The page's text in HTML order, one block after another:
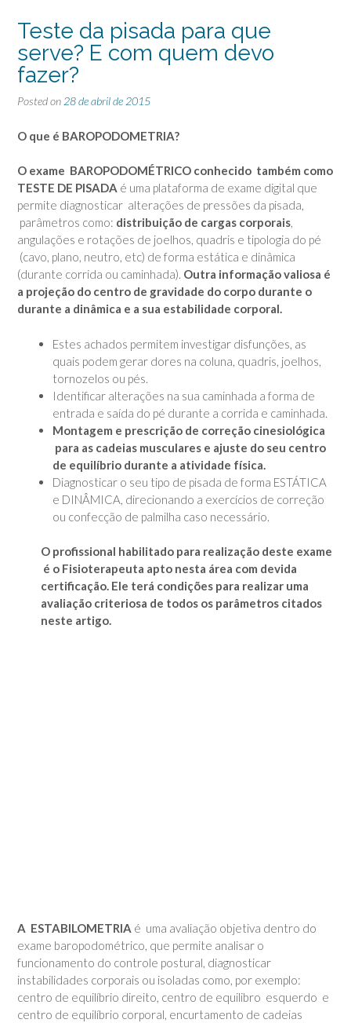
Teste da pisada para que
serve? E com quem devo
fazer?
Posted on 28 de abril de 2015
O que é BAROPODOMETRIA?
O exame BAROPODOMÉTRICO conhecido também como
TESTE DE PISADA é uma plataforma de exame digital que
permite diagnosticar alterações de pressões da pisada,
parâmetros como: distribuição de cargas corporais,
angulações e rotações de joelhos, quadris e tipologia do pé
(cavo, plano, neutro, etc) de forma estática e dinâmica
(durante corrida ou caminhada). Outra informação valiosa é
a projeção do centro de gravidade do corpo durante o
durante a dinâmica e a sua estabilidade corporal.
Estes achados permitem investigar disfunções, as
quais podem gerar dores na coluna, quadris, joelhos,
tornozelos ou pés.
Identificar alterações na sua caminhada a forma de
entrada e saída do pé durante a corrida e caminhada.
Montagem e prescrição de correção cinesiológica
para as cadeias musculares e ajuste do seu centro
de equilíbrio durante a atividade física.
Diagnosticar o seu tipo de pisada de forma ESTÁTICA
e DINÂMICA, direcionando a exercícios de correção
ou confecção de palmilha caso necessário.
O profissional habilitado para realização deste exame
é o Fisioterapeuta apto nesta área com devida
certificação. Ele terá condições para realizar uma
avaliação criteriosa de todos os parâmetros citados
neste artigo.
A ESTABILOMETRIA é uma avaliação objetiva dentro do
exame baropodométrico, que permite analisar o
funcionamento do controle postural, diagnosticar
instabilidades corporais ou isoladas como, por exemplo:
centro de equilíbrio direito, centro de equilibro esquerdo e
centro de equilíbrio corporal, encurtamento de cadeias